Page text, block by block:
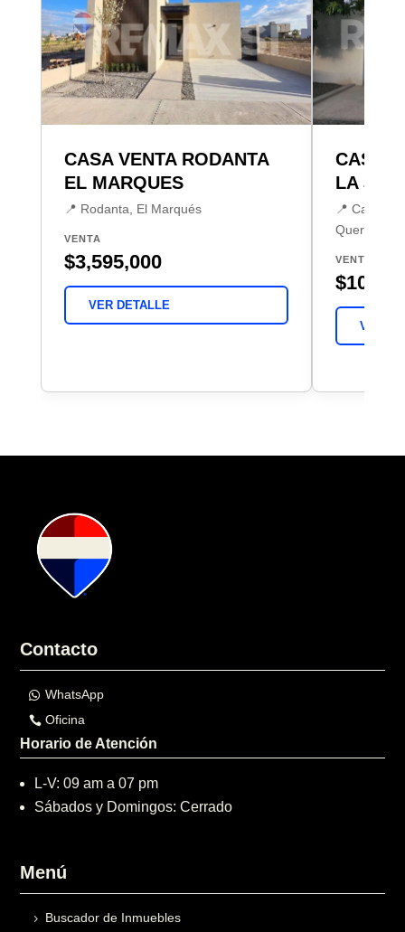
CASA VENTA RODANTA
EL MARQUES
📍 Rodanta, El Marqués
VENTA
$3,595,000
VER DETALLE
CASA
LA
📍
Querétaro
VENTA
VER
Contacto
WhatsApp
Oficina
Horario de Atención
L-V: 09 am a 07 pm
Sábados y Domingos: Cerrado
Menú
Buscador de Inmuebles